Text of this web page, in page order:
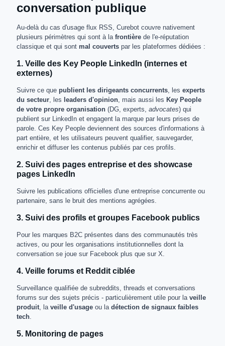
conversation publique
Au-delà du cas d'usage flux RSS, Curebot couvre nativement
plusieurs périmètres qui sont à la frontière de l'e-réputation
classique et qui sont mal couverts par les plateformes dédiées :
1. Veille des Key People LinkedIn (internes et
externes)
Suivre ce que publient les dirigeants concurrents , les experts
du secteur , les leaders d'opinion , mais aussi les Key People
de votre propre organisation (DG, experts, advocates) qui
publient sur LinkedIn et engagent la marque par leurs prises de
parole. Ces Key People deviennent des sources d'informations à
part entière, et les utilisateurs peuvent qualifier, sauvegarder,
enrichir et diffuser les contenus publiés par ces profils.
2. Suivi des pages entreprise et des showcase
pages LinkedIn
Suivre les publications officielles d'une entreprise concurrente ou
partenaire, sans le bruit des mentions agrégées.
3. Suivi des profils et groupes Facebook publics
Pour les marques B2C présentes dans des communautés très
actives, ou pour les organisations institutionnelles dont la
conversation se joue sur Facebook plus que sur X.
4. Veille forums et Reddit ciblée
Surveillance qualifiée de subreddits, threads et conversations
forums sur des sujets précis - particulièrement utile pour la veille
produit , la veille d'usage ou la détection de signaux faibles
tech
5. Monitoring de pages